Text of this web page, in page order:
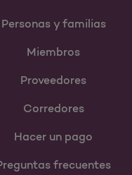
Personas y familias
Miembros
Proveedores
Corredores
Hacer un pago
frecuentes